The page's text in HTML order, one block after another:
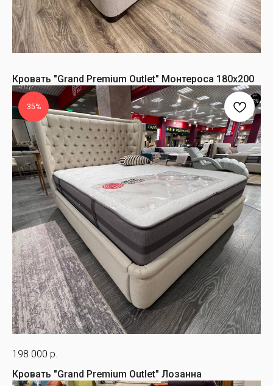
Кровать "Grand Premium Outlet" Монтероса 180х200
35%
198 000 р.
Кровать "Grand Premium Outlet" Лозанна